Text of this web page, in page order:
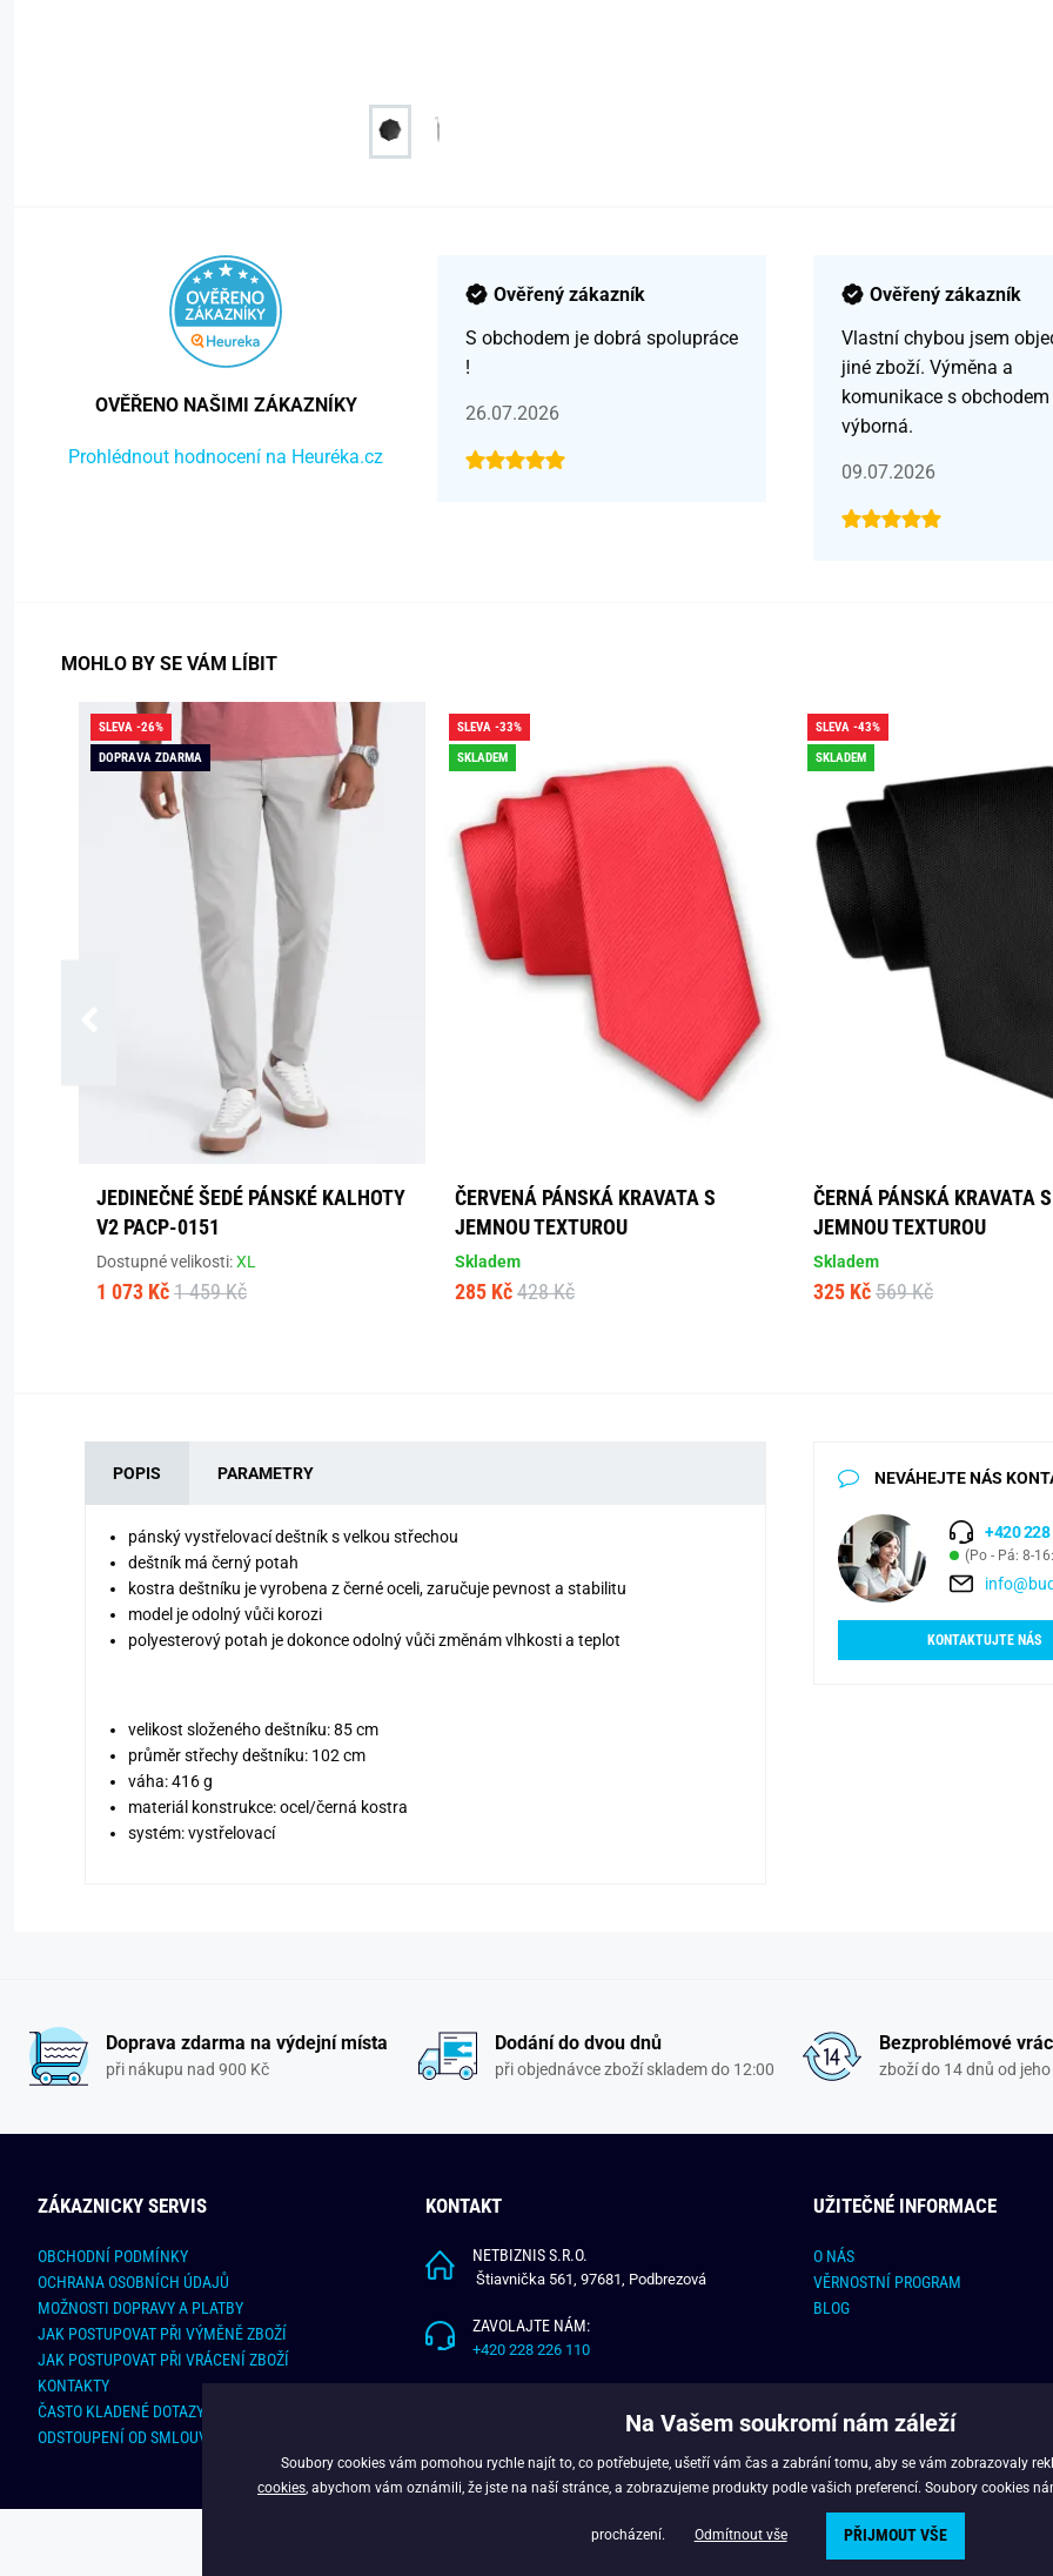
OVĚŘENO NAŠIMI ZÁKAZNÍKY
Prohlédnout hodnocení na Heuréka.cz
Ověřený zákazník
S obchodem je dobrá spolupráce
!
26.07.2026
Ověřený zákazník
Vlastní chybou jsem
jiné zboží. Výměna a
komunikace s obchodem
výborná.
09.07.2026
MOHLO BY SE VÁM LÍBIT
SLEVA -26%
DOPRAVA ZDARMA
JEDINEČNÉ ŠEDÉ PÁNSKÉ KALHOTY
V2 PACP-0151
Dostupné velikosti:XL
1 073 Kč 1 459 Kč
SLEVA -33%
SKLADEM
ČERVENÁ PÁNSKÁ KRAVATA S
JEMNOU TEXTUROU
Skladem
285 Kč 428 Kč
SLEVA -43%
SKLADEM
ČERNÁ PÁNSKÁ KRAVATA S
JEMNOU TEXTUROU
Skladem
325 Kč 569 Kč
POPIS PARAMETRY
pánský vystřelovací deštník s velkou střechou
deštník má černý potah
kostra deštníku je vyrobena z černé oceli, zaručuje pevnost a stabilitu
model je odolný vůči korozi
polyesterový potah je dokonce odolný vůči změnám vlhkosti a teplot
velikost složeného deštníku: 85 cm
průměr střechy deštníku: 102 cm
váha: 416 g
materiál konstrukce: ocel/černá kostra
systém: vystřelovací
NEVÁHEJTE NÁS
+420 228
(Po - Pá: 8-
KONTAKTUJTE NÁS
Doprava zdarma na výdejní místa
při nákupu nad 900 Kč
Dodání do dvou dnů
při objednávce zboží skladem do 12:00
Bezproblémové
zboží do 14 dnů od
ZÁKAZNICKY SERVIS
OBCHODNÍ PODMÍNKY
OCHRANA OSOBNÍCH ÚDAJŮ
MOŽNOSTI DOPRAVY A PLATBY
JAK POSTUPOVAT PŘI VÝMĚNĚ ZBOŽÍ
JAK POSTUPOVAT PŘI VRÁCENÍ ZBOŽÍ
KONTAKTY
ČASTO KLADENÉ DOTAZY
ODSTOUPENÍ OD SMLOUVY - ONLINE FORMULÁŘ
KONTAKT
NETBIZNIS S.R.O.
Štiavnička 561, 97681, Podbrezová
ZAVOLAJTE NÁM:
+420 228 226 110
UŽITEČNÉ INFORMACE
O NÁS
VĚRNOSTNÍ PROGRAM
BLOG
Copyright © 2024 - Budchlap.cz Všechna práva vyhrazena. webdesign © litvanyi.sk
Na Vašem soukromí nám záleží
Soubory cookies vám pomohou rychle najít to, co potřebujete, ušetří vám čas a zabrání tomu, aby se vám zobrazovaly
cookies , abychom vám oznámili, že jste na naší stránce, a zobrazujeme produkty podle vašich preferencí. Soubory cookies
procházení. Odmítnout vše PŘIJMOUT VŠE